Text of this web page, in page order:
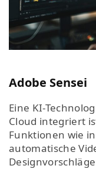
Adobe Sensei
Eine KI-
Cloud integriert
Funktionen wie
automatische